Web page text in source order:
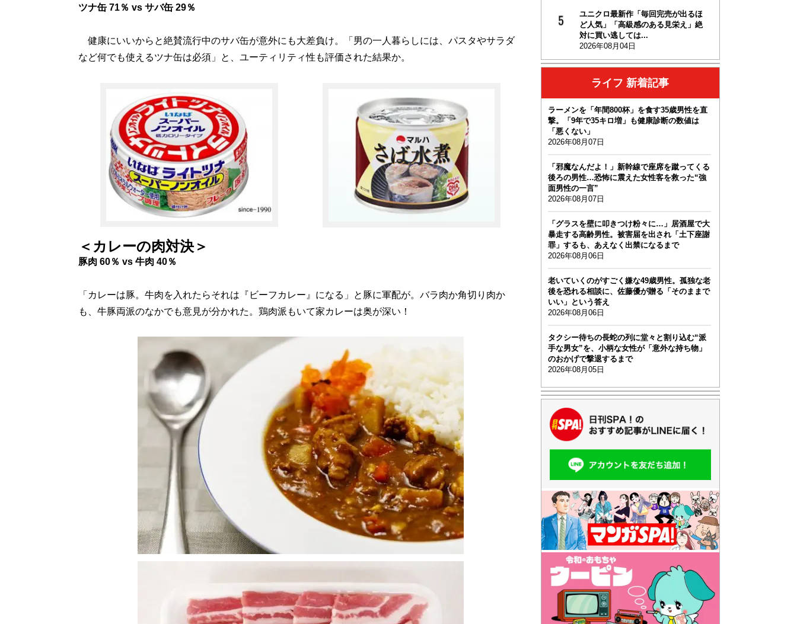
ツナ缶 71％ vs サバ缶 29％
健康にいいからと絶賛流行中のサバ缶が意外にも大差負け。「男の一人暮らしには、パスタやサラダ
など何でも使えるツナ缶は必須」と、ユーティリティ性も評価された結果か。
＜カレーの肉対決＞
豚肉 60％ vs 牛肉 40％
「カレーは豚。牛肉を入れたらそれは『ビーフカレー』になる」と豚に軍配が。バラ肉か角切り肉か
も、牛豚両派のなかでも意見が分かれた。鶏肉派もいて家カレーは奥が深い！
ユニクロ最新作「毎回完売が出るほ
ど人気」「高級感のある見栄え」絶
対に買い逃しては...
2026年08月04日
ライフ 新着記事
ラーメンを「年間800杯」を食す35歳男性を直
撃。「9年で35キロ増」も健康診断の数値は
「悪くない」
2026年08月07日
「邪魔なんだよ！」新幹線で座席を蹴ってくる
後ろの男性…恐怖に震えた女性客を救った“強
面男性の一言”
2026年08月07日
「グラスを壁に叩きつけ粉々に…」居酒屋で大
暴走する高齢男性。被害届を出され「土下座謝
罪」するも、あえなく出禁になるまで
2026年08月06日
老いていくのがすごく嫌な49歳男性。孤独な老
後を恐れる相談に、佐藤優が贈る「そのままで
いい」という答え
2026年08月06日
タクシー待ちの長蛇の列に堂々と割り込む“派
手な男女”を、小柄な女性が「意外な持ち物」
のおかげで撃退するまで
2026年08月05日